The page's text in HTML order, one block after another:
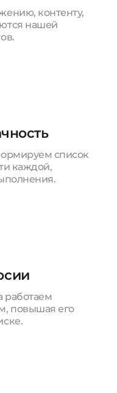
контенту,
нашей
список
каждой,
работаем
повышая его